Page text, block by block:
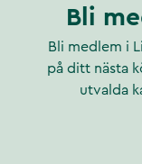
Bli
Bli medlem i
på ditt nästa
utvalda